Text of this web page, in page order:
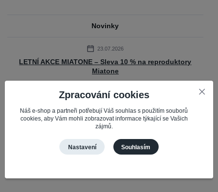
Novinky
23.07.2026
LETNÍ AKCE MIATONE – Sleva 10 % na reproduktory
Miatone
reproduktory Miatone. Do 31. 7. 2026 získáte slevu 10 % na vybrané
Zpracování cookies
Náš e-shop a partneři potřebují Váš souhlas s použitím souborů
cookies, aby Vám mohli zobrazovat informace týkající se Vašich
zájmů.
Nastavení Souhlasím